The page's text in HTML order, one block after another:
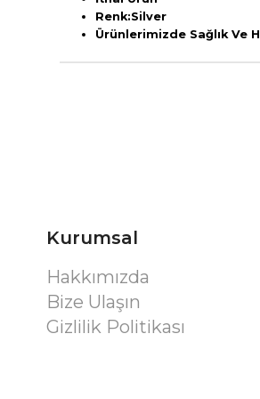
Renk:Silver
Ürünlerimizde Sağlık Ve
Kurumsal
Hakkımızda
Bize Ulaşın
Gizlilik Politikası